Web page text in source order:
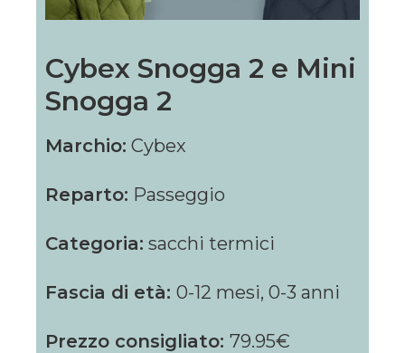
Cybex Snogga 2 e Mini
Snogga 2
Marchio: Cybex
Reparto: Passeggio
Categoria: sacchi termici
Fascia di età: 0-12 mesi, 0-3 anni
Prezzo consigliato: 79.95€